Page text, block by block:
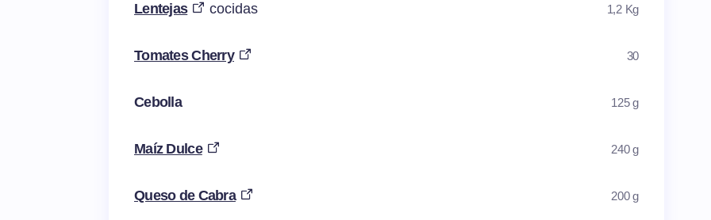
Lentejas cocidas 1,2 Kg
Tomates Cherry 30
Cebolla 125 g
Maíz Dulce 240 g
Queso de Cabra 200 g